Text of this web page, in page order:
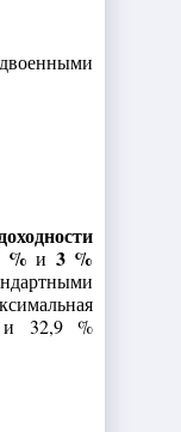
% и 3 %
и 32,9 %